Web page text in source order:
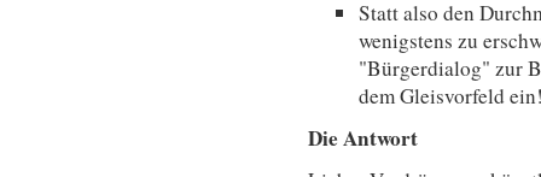
Statt also den
wenigstens zu
"Bürgerdialog" zur
dem Gleisvorfeld
Die Antwort